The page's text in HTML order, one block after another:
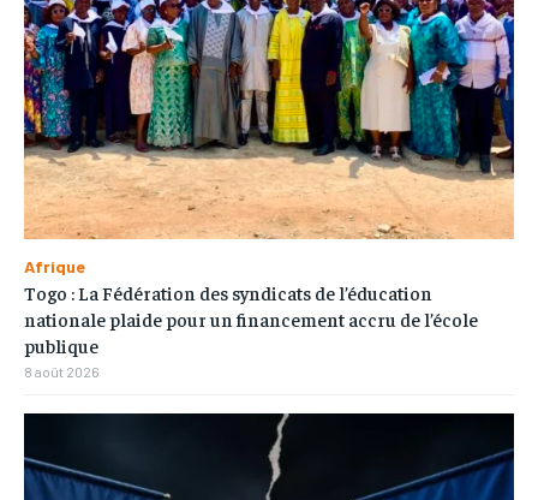
Afrique
Togo : La Fédération des syndicats de l’éducation
nationale plaide pour un financement accru de l’école
publique
8 août 2026